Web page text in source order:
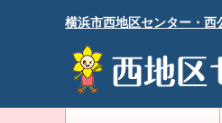
横浜市西地区センター・